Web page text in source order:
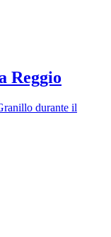
Reggio
durante il